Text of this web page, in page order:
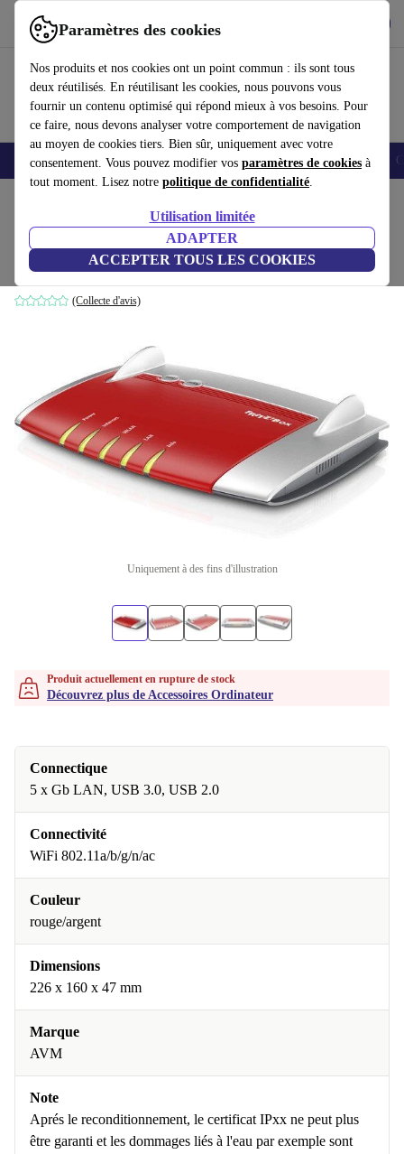
Paramètres des cookies
Nos produits et nos cookies ont un point commun : ils sont tous
deux réutilisés. En réutilisant les cookies, nous pouvons vous
fournir un contenu optimisé qui répond mieux à vos besoins. Pour
ce faire, nous devons analyser votre comportement de navigation
au moyen de cookies tiers. Bien sûr, uniquement avec votre
consentement. Vous pouvez modifier vos paramètres de cookies à
tout moment. Lisez notre politique de confidentialité.
Utilisation limitée
ADAPTER
ACCEPTER TOUS LES COOKIES
Utilisez refurbed rapidement et facilement
Smartphones Laptops Tablettes Montres connectées Accessoires
AVM FRITZ!Box 4040
Rouge/Argent
(Collecte d'avis)
Uniquement à des fins d'illustration
Produit actuellement en rupture de stock
Découvrez plus de Accessoires Ordinateur
Connectique
5 x Gb LAN, USB 3.0, USB 2.0
Connectivité
WiFi 802.11a/b/g/n/ac
Couleur
rouge/argent
Dimensions
226 x 160 x 47 mm
Marque
AVM
Note
Aprés le reconditionnement, le certificat IPxx ne peut plus
être garanti et les dommages liés à l'eau par exemple sont